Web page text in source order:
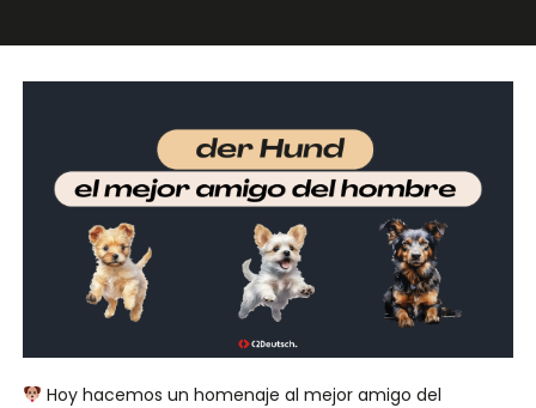
Hoy hacemos un homenaje al mejor amigo del